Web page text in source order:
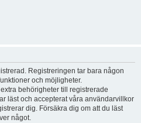
Registreringen tar bara någon
och möjligheter.
behörigheter till registrerade
läst och accepterat våra användarvillkor
dig. Försäkra dig om att du läst
något.